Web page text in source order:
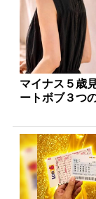
マイナス５歳
ートボブ３つ